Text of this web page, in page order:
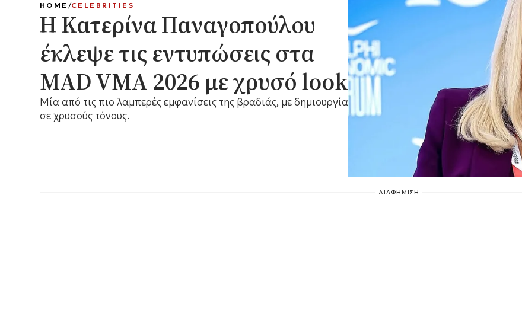
HOME CELEBRITIES
Η Κατερίνα Παναγοπούλου
έκλεψε τις εντυπώσεις στα
MAD VMA 2026 με χρυσό look
Mία από τις πιο λαμπερές εμφανίσεις της βραδιάς, με δημιουργία
σε χρυσούς τόνους.
ΔΙΑΦΗΜΙΣΗ